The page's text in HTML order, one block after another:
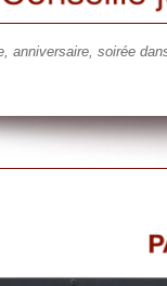
anniversaire, soirée